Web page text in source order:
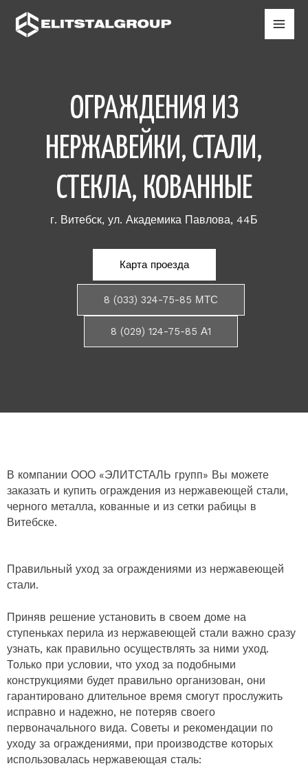
ОГРАЖДЕНИЯ ИЗ
НЕРЖАВЕЙКИ, СТАЛИ,
СТЕКЛА, КОВАННЫЕ
г. Витебск, ул. Академика Павлова, 44Б
Карта проезда
8 (033) 324-75-85 МТС
8 (029) 124-75-85 А1
В компании ООО «ЭЛИТСТАЛЬ групп» Вы можете
заказать и купить ограждения из нержавеющей стали,
черного металла, кованные и из сетки рабицы в
Витебске.
Правильный уход за ограждениями из нержавеющей
стали.
Приняв решение установить в своем доме на
ступеньках перила из нержавеющей стали важно сразу
узнать, как правильно осуществлять за ними уход.
Только при условии, что уход за подобными
конструкциями будет правильно организован, они
гарантировано длительное время смогут прослужить
исправно и надежно, не потеряв своего
первоначального вида. Советы и рекомендации по
уходу за ограждениями, при производстве которых
использовалась нержавеющая сталь: